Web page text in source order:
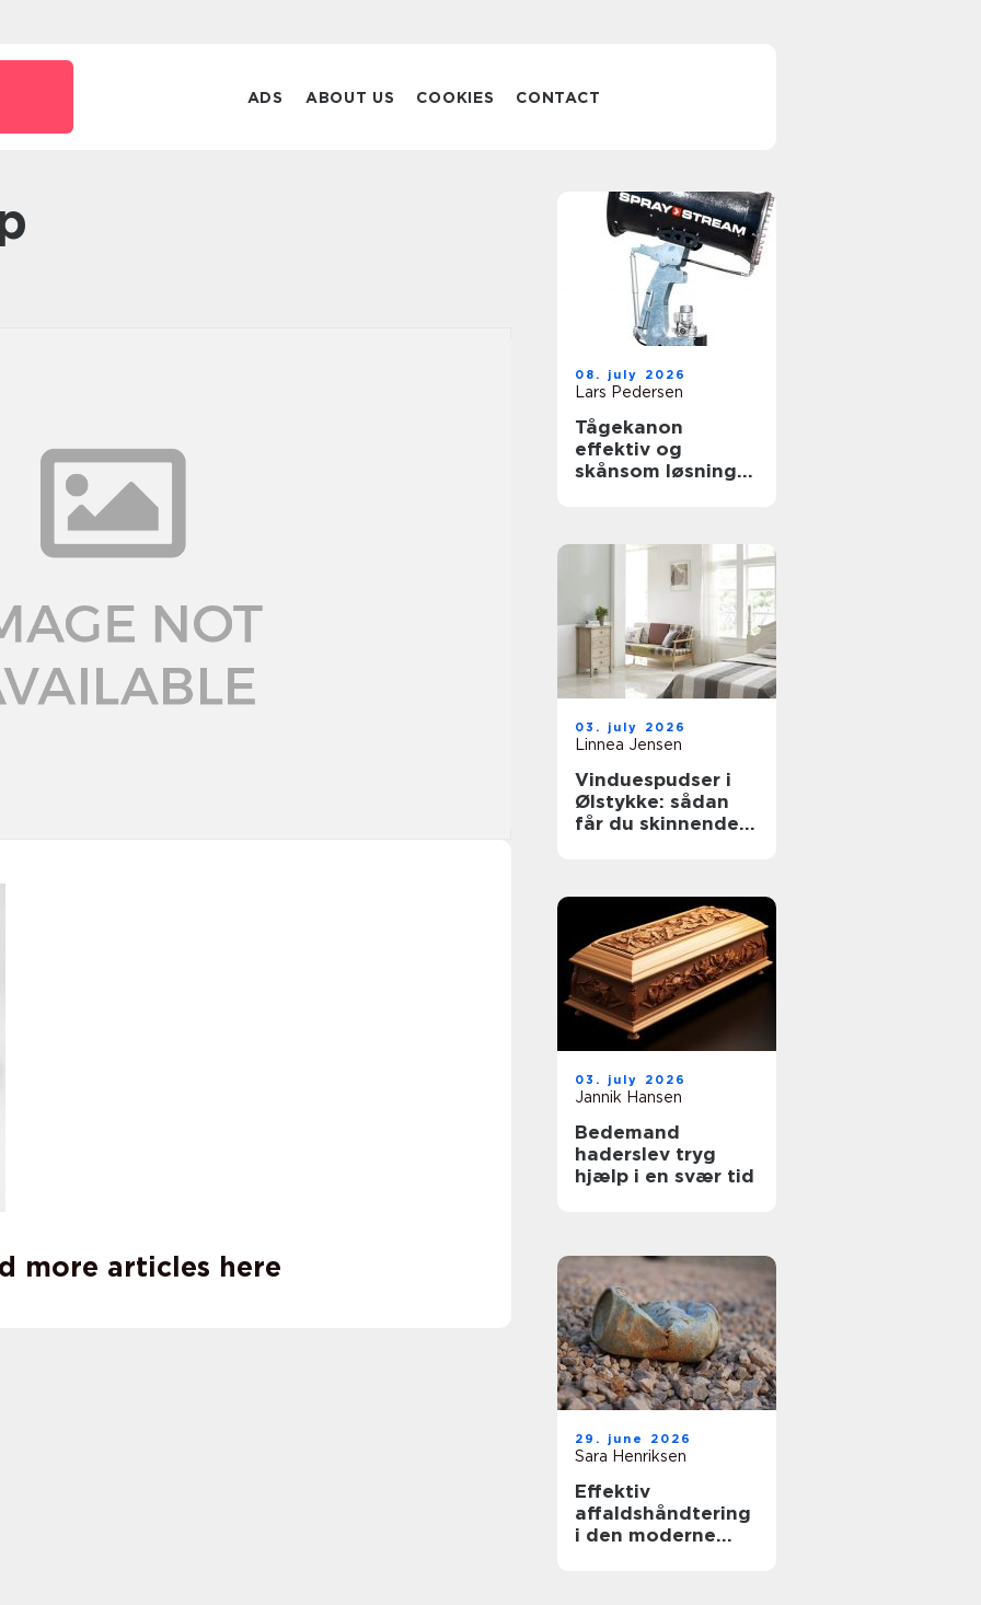
ADS ABOUT US COOKIES CONTACT
more articles here
08. july 2026
Lars Pedersen
Tågekanon
effektiv og
skånsom løsning
03. july 2026
Linnea Jensen
Vinduespudser i
Ølstykke: sådan
får du skinnende
03. july 2026
Jannik Hansen
Bedemand
haderslev tryg
hjælp i en svær tid
29. june 2026
Sara Henriksen
Effektiv
affaldshåndtering
i den moderne